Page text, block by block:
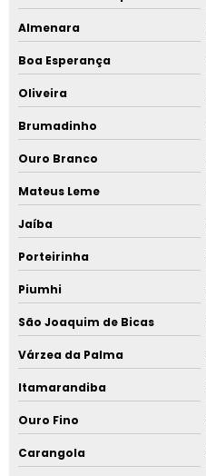
Almenara
Boa Esperança
Oliveira
Brumadinho
Ouro Branco
Mateus Leme
Jaíba
Porteirinha
Piumhi
São Joaquim de Bicas
Várzea da Palma
Itamarandiba
Ouro Fino
Carangola